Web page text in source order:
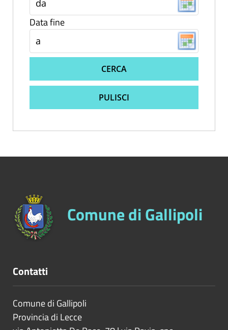
Data fine
CERCA
PULISCI
Comune di Gallipoli
Contatti
Comune di Gallipoli
Provincia di Lecce